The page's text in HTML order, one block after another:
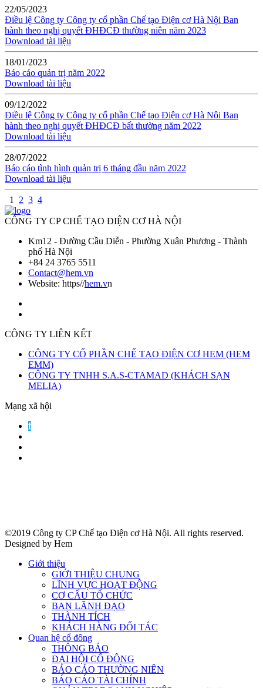
22/05/2023
Điều lệ Công ty Công ty cổ phần Chế tạo Điện cơ Hà Nội Ban
hành theo nghị quyết ĐHĐCĐ thường niên năm 2023
Download tài liệu
18/01/2023
Báo cáo quản trị năm 2022
Download tài liệu
09/12/2022
Điều lệ Công ty Công ty cổ phần Chế tạo Điện cơ Hà Nội Ban
hành theo nghị quyết ĐHĐCĐ bất thường năm 2022
Download tài liệu
28/07/2022
Báo cáo tình hình quản trị 6 tháng đầu năm 2022
Download tài liệu
1 2 3 4
CÔNG TY CP CHẾ TẠO ĐIỆN CƠ HÀ NỘI
Km12 - Đường Cầu Diễn - Phường Xuân Phương - Thành
phố Hà Nội
+84 24 3765 5511
Contact@hem.vn
Website: https//hem.vn
CÔNG TY LIÊN KẾT
CÔNG TY CỔ PHẦN CHẾ TẠO ĐIỆN CƠ HEM (HEM
EMM)
CÔNG TY TNHH S.A.S-CTAMAD (KHÁCH SẠN
MELIA)
Mạng xã hội
f
©2019 Công ty CP Chế tạo Điện cơ Hà Nội. All rights reserved.
Designed by Hem
Giới thiệu
GIỚI THIỆU CHUNG
LĨNH VỰC HOẠT ĐỘNG
CƠ CẤU TỔ CHỨC
BAN LÃNH ĐẠO
THÀNH TÍCH
KHÁCH HÀNG ĐỐI TÁC
Quan hệ cổ đông
THÔNG BÁO
ĐẠI HỘI CỔ ĐÔNG
BÁO CÁO THƯỜNG NIÊN
BÁO CÁO TÀI CHÍNH